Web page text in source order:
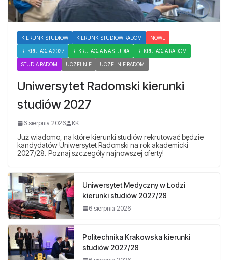
KIERUNKI STUDIÓW KIERUNKI STUDIÓW RADOM NOWE
REKRUTACJA 2027 REKRUTACJA NA STUDIA REKRUTACJA RADOM
STUDIA RADOM UCZELNIE UCZELNIE RADOM
Uniwersytet Radomski kierunki
studiów 2027
6 sierpnia 2026 KK
Już wiadomo, na które kierunki studiów rekrutować będzie
kandydatów Uniwersytet Radomski na rok akademicki
2027/28. Poznaj szczegóły najnowszej oferty!
Uniwersytet Medyczny w Łodzi
kierunki studiów 2027/28
6 sierpnia 2026
Politechnika Krakowska kierunki
studiów 2027/28